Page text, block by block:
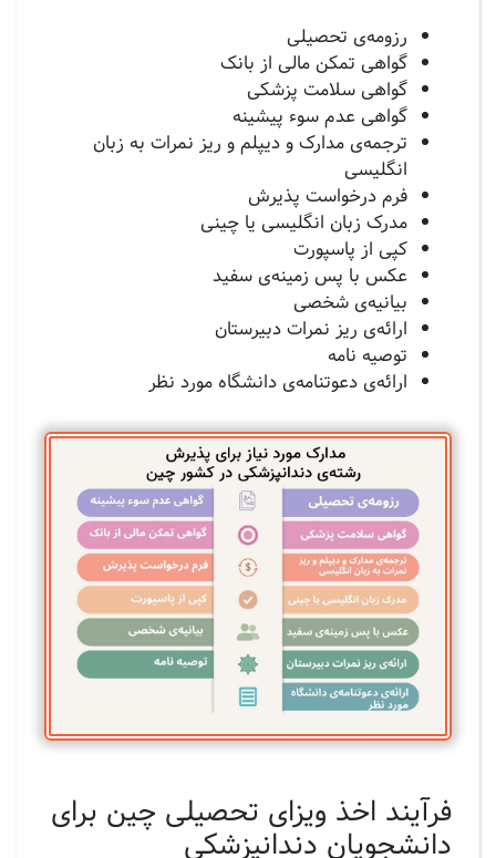
رزومه‌ی تحصیلی
گواهی تمکن مالی از بانک
گواهی سلامت پزشکی
گواهی عدم سوء پیشینه
ترجمه‌ی مدارک و دیپلم و ریز نمرات به زبان
انگلیسی
فرم درخواست پذیرش
مدرک زبان انگلیسی یا چینی
کپی از پاسپورت
عکس با پس زمینه‌ی سفید
بيانيه‌ی شخصی
ارائه‌ی ریز نمرات دبیرستان
توصیه نامه
ارائه‌ی دعوتنامه‌ی دانشگاه مورد نظر
فرآيند اخذ ویزای تحصیلی چین برای
دانشجویان دندانپزشکی